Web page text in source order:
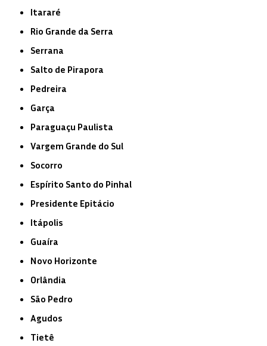
Itararé
Rio Grande da Serra
Serrana
Salto de Pirapora
Pedreira
Garça
Paraguaçu Paulista
Vargem Grande do Sul
Socorro
Espírito Santo do Pinhal
Presidente Epitácio
Itápolis
Guaíra
Novo Horizonte
Orlândia
São Pedro
Agudos
Tietê